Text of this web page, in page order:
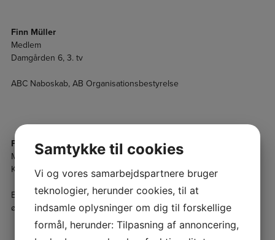
Finn Müller
Medlem
Damgården 6, 3. tv
ABC Naboskab, AB Organisationsbestyrelse
Per Mogensen
Medlem
Kildegården 14, st.
Byggeudvalg, Antenneforeningen af 1986, forretningsudvalg,
økonomikontakt til ejendomsleder, råderetsudvalg
Samtykke til cookies
Vi og vores samarbejdspartnere bruger
teknologier, herunder cookies, til at
indsamle oplysninger om dig til forskellige
formål, herunder: Tilpasning af annoncering,